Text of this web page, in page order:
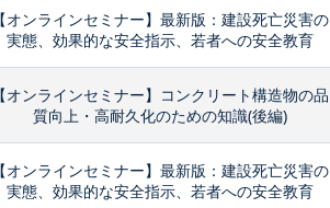
【オンラインセミナー】最新版：建設死亡災害の
実態、効果的な安全指示、若者への安全教育
【オンラインセミナー】コンクリート構造物の品
質向上・高耐久化のための知識(後編)
【オンラインセミナー】最新版：建設死亡災害の
実態、効果的な安全指示、若者への安全教育